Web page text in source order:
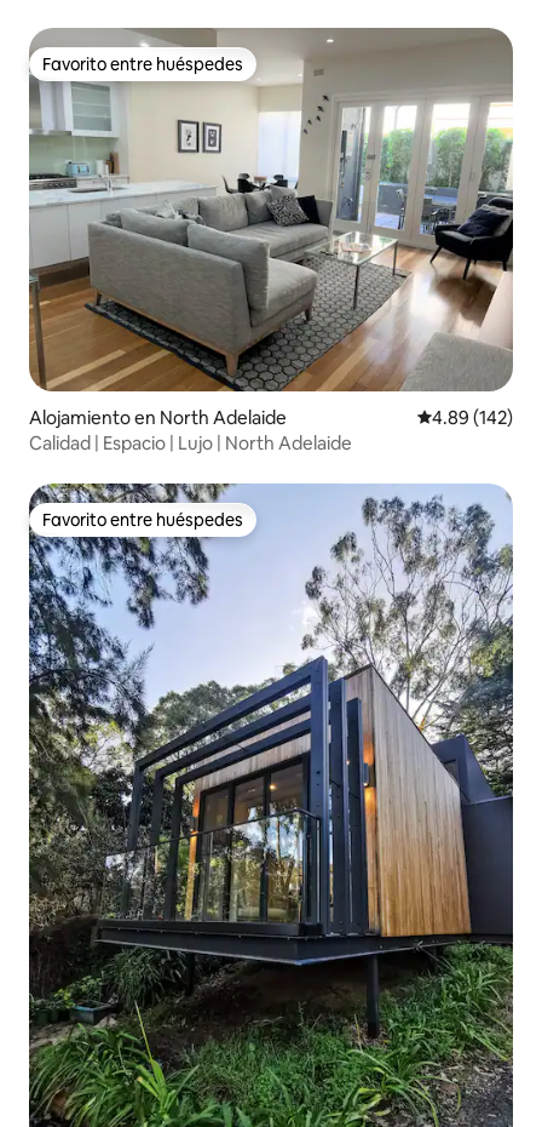
Favorito entre huéspedes
Favorito entre huéspedes
Alojamiento en North Adelaide Calificación
4.89 (142)
Calidad | Espacio | Lujo | North Adelaide
Favorito entre huéspedes
Favorito entre huéspedes